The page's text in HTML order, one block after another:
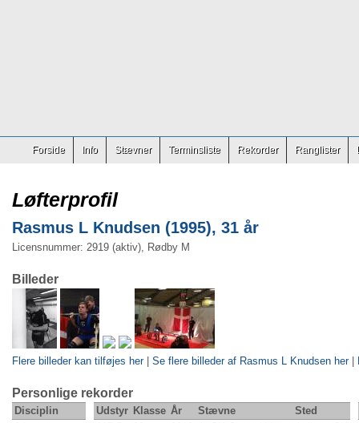
Forside Info Stævner Terminsliste Rekorder Ranglister
Løfterprofil
Rasmus L Knudsen (1995), 31 år
Licensnummer: 2919 (aktiv), Rødby M
Billeder
Flere billeder kan tilføjes her| Se flere billeder af Rasmus L Knudsen her|
Personlige rekorder
Disciplin Udstyr Klasse År Stævne
Sted